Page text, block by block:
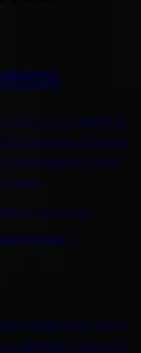
o PLN con el Bitcoin de
tu posición, devuelve
y documentado con el
legal.
€ · sin recurso
por EUR, CZK o PLN
establecido al inicio. Sin